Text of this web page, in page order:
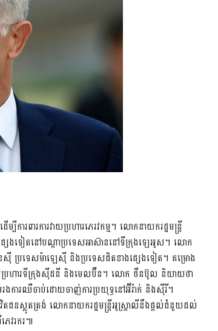
ារពារការវាយប្រហារភេរវកម្ម។ លោកនាយករដ្ឋមន្រ្តី
សេងទៀតនៅបណ្តាប្រទេសអាស៊ាននៅទីក្រុងឡេអូស។ លោក
េស៊ី ប្រទេសម៉ាឡេស៊ី និងប្រទេសជិតខាងផ្សេងទៀត។ គម្រោង
វាយប្រហារទីក្រុងស៊ីដនី និងមេលប៊ឺន។ លោក ថឺនប៊ូល និយាយថា
មរងការឈឺចាប់ដោយចាញ់ការប្រយុទ្ធនៅអ៊ីរ៉ាក់ និងស៊ីរី។
តជនស្លូតត្រង់ លោកនាយករដ្ឋមន្ត្រីអូស្ត្រាលីនឹងផ្តល់ជំនួយដល់
េវរករ៕